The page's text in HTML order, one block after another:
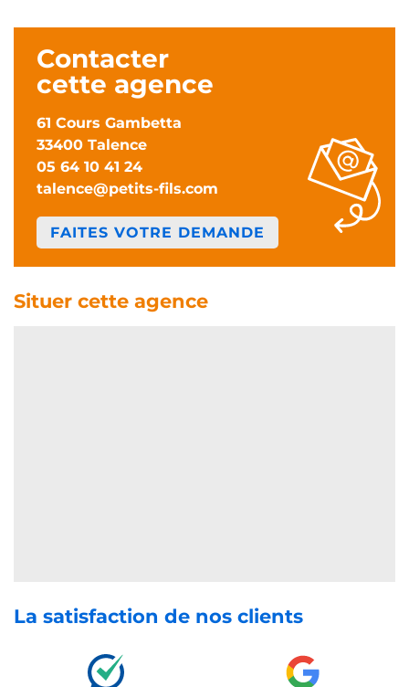
Contacter
cette agence
61 Cours Gambetta
33400 Talence
05 64 10 41 24
talence@petits-fils.com
FAITES VOTRE DEMANDE
Situer cette agence
La satisfaction de nos clients